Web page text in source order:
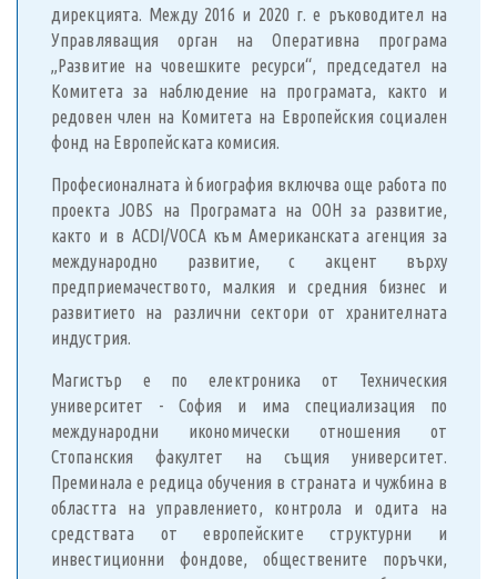
дирекцията. Между 2016 и 2020 г. е ръководител на
Управляващия орган на Оперативна програма
„Развитие на човешките ресурси“, председател на
Комитета за наблюдение на програмата, както и
редовен член на Комитета на Европейския социален
фонд на Европейската комисия.
Професионалната ѝ биография включва още работа по
проекта JOBS на Програмата на ООН за развитие,
както и в ACDI/VOCA към Американската агенция за
международно развитие, с акцент върху
предприемачеството, малкия и средния бизнес и
развитието на различни сектори от хранителната
индустрия.
Магистър е по електроника от Техническия
университет - София и има специализация по
международни икономически отношения от
Стопанския факултет на същия университет.
Преминала е редица обучения в страната и чужбина в
областта на управлението, контрола и одита на
средствата от европейските структурни и
инвестиционни фондове, обществените поръчки,